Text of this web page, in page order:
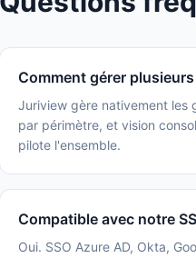
Comment gérer
Juriview gère nativement les
par périmètre, et vision
pilote l'ensemble.
Compatible avec notre
Oui. SSO Azure AD, Okta,